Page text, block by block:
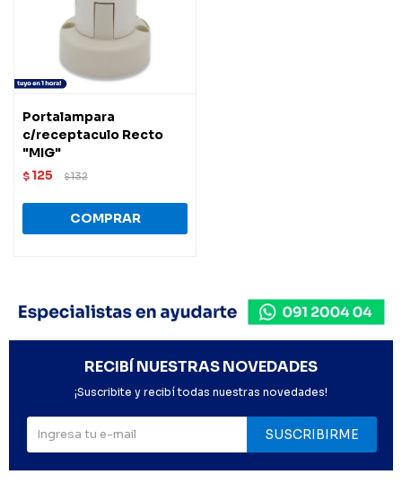
Portalampara
c/receptaculo Recto
"MIG"
$ 125 $132
RECIBÍ NUESTRAS NOVEDADES
¡Suscribite y recibí todas nuestras novedades!
SUSCRIBIRME